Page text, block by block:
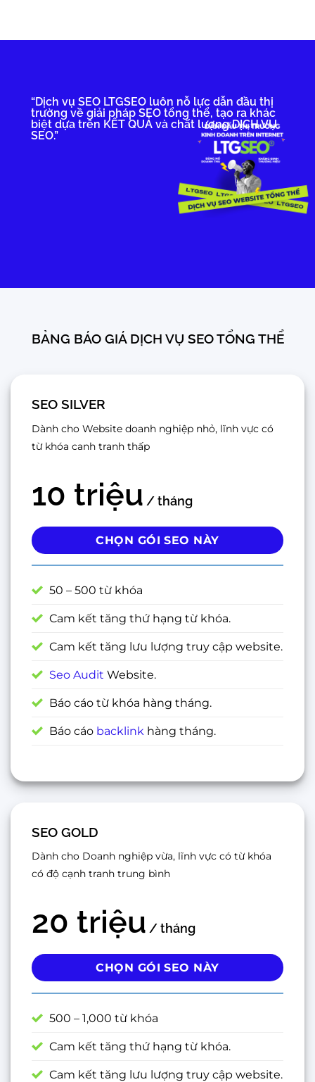
“Dịch vụ SEO LTGSEO luôn nỗ lực dẫn đầu thị
trường về giải pháp SEO tổng thể, tạo ra khác
biệt dựa trên KẾT QUẢ và chất lượng DỊCH VỤ
SEO.”
BẢNG BÁO GIÁ DỊCH VỤ SEO TỔNG THỂ
SEO SILVER
Dành cho Website doanh nghiệp nhỏ, lĩnh vực có
từ khóa canh tranh thấp
10 triệu / tháng
CHỌN GÓI SEO NÀY
50 – 500 từ khóa
Cam kết tăng thứ hạng từ khóa.
Cam kết tăng lưu lượng truy cập website.
Seo Audit Website.
Báo cáo từ khóa hàng tháng.
Báo cáo backlink hàng tháng.
SEO GOLD
Dành cho Doanh nghiệp vừa, lĩnh vực có từ khóa
có độ cạnh tranh trung bình
20 triệu / tháng
CHỌN GÓI SEO NÀY
500 – 1,000 từ khóa
Cam kết tăng thứ hạng từ khóa.
Cam kết tăng lưu lượng truy cập website.